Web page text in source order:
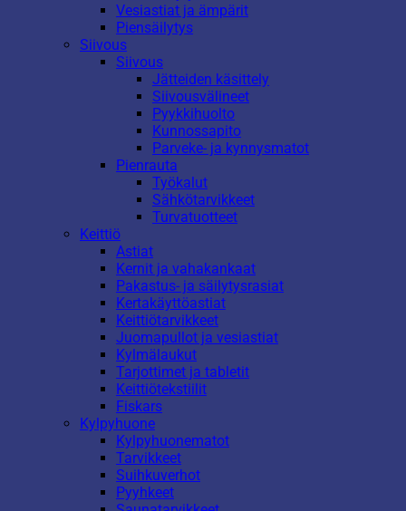
Vesiastiat ja ämpärit
Piensäilytys
Siivous
Siivous
Jätteiden käsittely
Siivousvälineet
Pyykkihuolto
Kunnossapito
Parveke- ja kynnysmatot
Pienrauta
Työkalut
Sähkötarvikkeet
Turvatuotteet
Keittiö
Astiat
Kernit ja vahakankaat
Pakastus- ja säilytysrasiat
Kertakäyttöastiat
Keittiötarvikkeet
Juomapullot ja vesiastiat
Kylmälaukut
Tarjottimet ja tabletit
Keittiötekstiilit
Fiskars
Kylpyhuone
Kylpyhuonematot
Tarvikkeet
Suihkuverhot
Pyyhkeet